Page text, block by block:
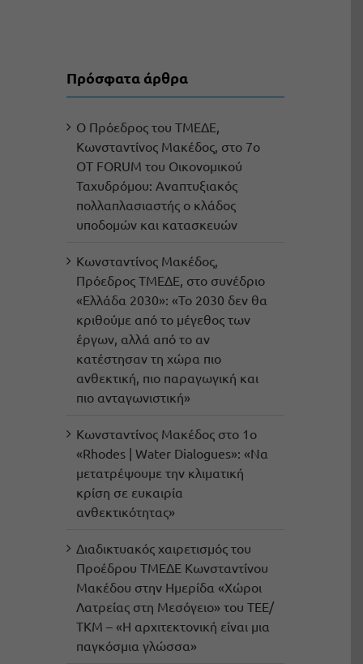
Πρόσφατα άρθρα
Ο Πρόεδρος του ΤΜΕΔΕ,
Κωνσταντίνος Μακέδος, στο 7ο
OT FORUM του Οικονομικού
Ταχυδρόμου: Αναπτυξιακός
πολλαπλασιαστής ο κλάδος
υποδομών και κατασκευών
Κωνσταντίνος Μακέδος,
Πρόεδρος ΤΜΕΔΕ, στο συνέδριο
«Ελλάδα 2030»: «Το 2030 δεν θα
κριθούμε από το μέγεθος των
έργων, αλλά από το αν
κατέστησαν τη χώρα πιο
ανθεκτική, πιο παραγωγική και
πιο ανταγωνιστική»
Κωνσταντίνος Μακέδος στο 1ο
«Rhodes | Water Dialogues»: «Να
μετατρέψουμε την κλιματική
κρίση σε ευκαιρία
ανθεκτικότητας»
Διαδικτυακός χαιρετισμός του
Προέδρου ΤΜΕΔΕ Κωνσταντίνου
Μακέδου στην Ημερίδα «Χώροι
Λατρείας στη Μεσόγειο» του ΤΕΕ/
ΤΚΜ – «Η αρχιτεκτονική είναι μια
παγκόσμια γλώσσα»